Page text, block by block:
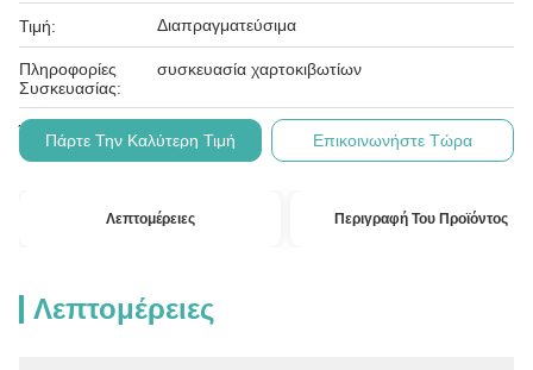
Τιμή: Διαπραγματεύσιμα
Πληροφορίες
Συσκευασίας:
συσκευασία χαρτοκιβωτίων
Όροι Πληρωμής:
Πάρτε Την Καλύτερη Τιμή Επικοινωνήστε Τώρα
Λεπτομέρειες Περιγραφή Του Προϊόντος
Λεπτομέρειες